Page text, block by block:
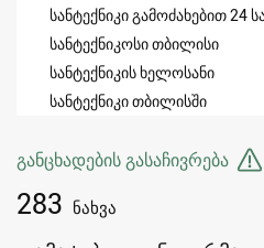
სანტექნიკი გამოძახებით 24
სანტექნიკოსი თბილისი
სანტექნიკის ხელოსანი
სანტექნიკი თბილისში
განცხადების გასაჩივრება
283 ნახვა